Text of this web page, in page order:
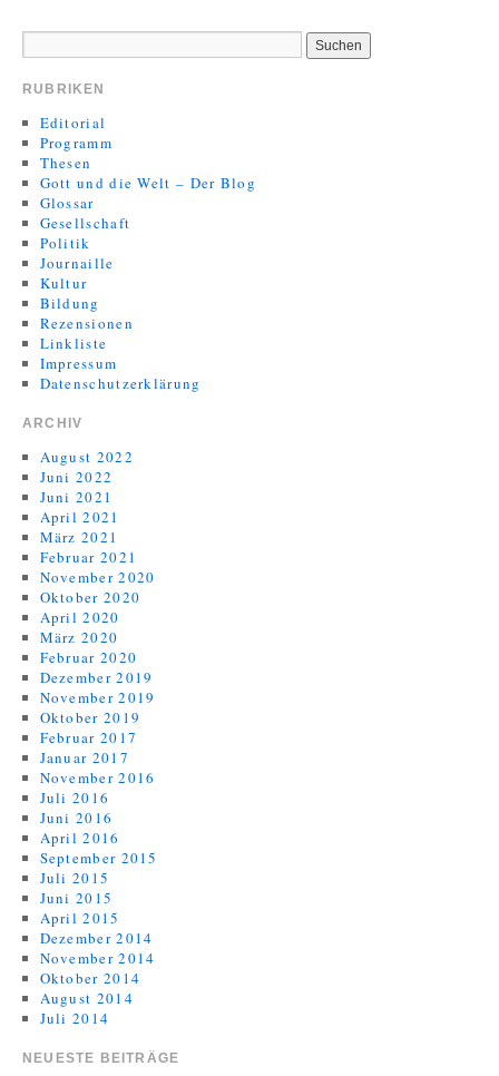
RUBRIKEN
Editorial
Programm
Thesen
Gott und die Welt – Der Blog
Glossar
Gesellschaft
Politik
Journaille
Kultur
Bildung
Rezensionen
Linkliste
Impressum
Datenschutzerklärung
ARCHIV
August 2022
Juni 2022
Juni 2021
April 2021
März 2021
Februar 2021
November 2020
Oktober 2020
April 2020
März 2020
Februar 2020
Dezember 2019
November 2019
Oktober 2019
Februar 2017
Januar 2017
November 2016
Juli 2016
Juni 2016
April 2016
September 2015
Juli 2015
Juni 2015
April 2015
Dezember 2014
November 2014
Oktober 2014
August 2014
Juli 2014
NEUESTE BEITRÄGE